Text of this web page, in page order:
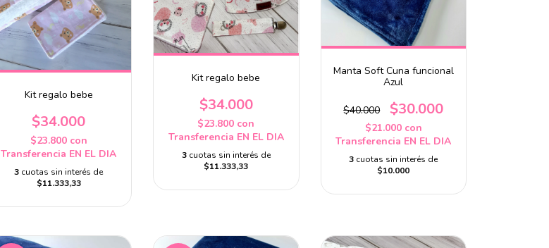
Kit regalo bebe
$34.000
$23.800 con
Transferencia EN EL DIA
3 cuotas sin interés de
$11.333,33
Kit regalo bebe
$34.000
$23.800 con
Transferencia EN EL DIA
3 cuotas sin interés de
$11.333,33
Manta Soft Cuna funcional
Azul
$40.000 $30.000
$21.000 con
Transferencia EN EL DIA
3 cuotas sin interés de
$10.000